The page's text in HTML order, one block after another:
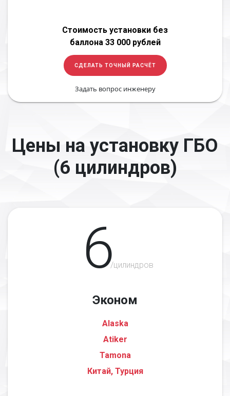
Стоимость установки без
баллона 33 000 рублей
СДЕЛАТЬ ТОЧНЫЙ РАСЧЁТ
Задать вопрос инженеру
Цены на установку ГБО
(6 цилиндров)
6/цилиндров
Эконом
Alaska
Atiker
Tamona
Китай, Турция